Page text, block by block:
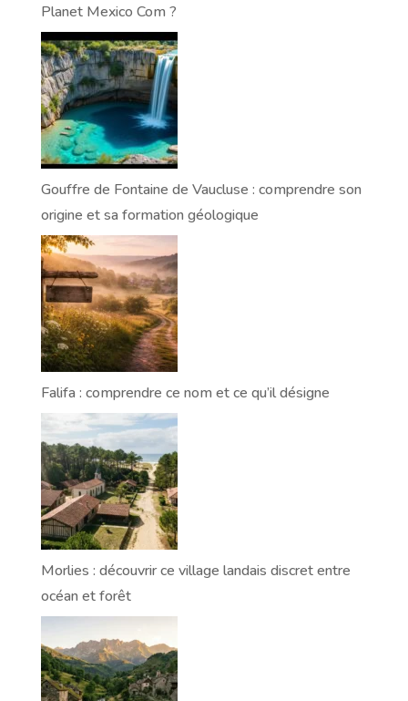
Planet Mexico Com ?
Gouffre de Fontaine de Vaucluse : comprendre son
origine et sa formation géologique
Falifa : comprendre ce nom et ce qu’il désigne
Morlies : découvrir ce village landais discret entre
océan et forêt